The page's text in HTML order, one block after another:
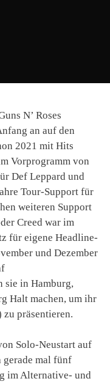
N’ Roses
an auf den
2021 mit Hits
Vorprogramm von
Def Leppard und
Tour-Support für
weiteren Support
Creed war im
für eigene Headline-
und Dezember
sie in Hamburg,
Halt machen, um ihr
zu präsentieren.
Solo-Neustart auf
mal fünf
im Alternative- und